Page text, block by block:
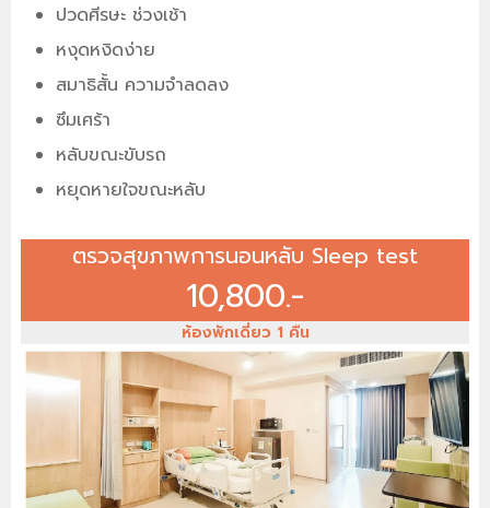
ปวดศีรษะ ช่วงเช้า
หงุดหงิดง่าย
สมาธิสั้น ความจำลดลง
ซึมเศร้า
หลับขณะขับรถ
หยุดหายใจขณะหลับ
ตรวจสุขภาพการนอนหลับ Sleep test
10,800.-
ห้องพักเดี่ยว 1 คืน